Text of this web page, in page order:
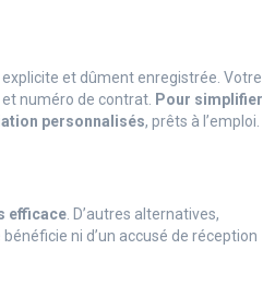
et dûment enregistrée. Votre
numéro de contrat. Pour simplifier
personnalisés, prêts à l’emploi.
efficace . D’autres alternatives,
bénéficie ni d’un accusé de réception